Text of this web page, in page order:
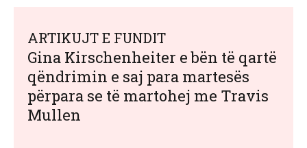
ARTIKUJT E FUNDIT
Gina Kirschenheiter e bën të qartë
qëndrimin e saj para martesës
përpara se të martohej me Travis
Mullen